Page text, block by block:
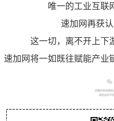
唯一的工业互联
速加网再获认
这一切，离不开上下
速加网将一如既往赋能产业